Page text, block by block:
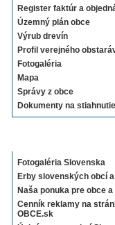
Register faktúr a
Územný plán obce
Výrub drevín
Profil verejného
Fotogaléria
Mapa
Správy z obce
Dokumenty na stiahnutie
Fotogaléria Slovenska
Erby slovenských obcí
Naša ponuka pre obce
Cenník reklamy na
OBCE.sk